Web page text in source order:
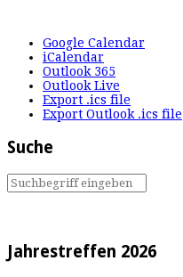
Google Calendar
iCalendar
Outlook 365
Outlook Live
Export .ics file
Export Outlook .ics file
Suche
Jahrestreffen 2026